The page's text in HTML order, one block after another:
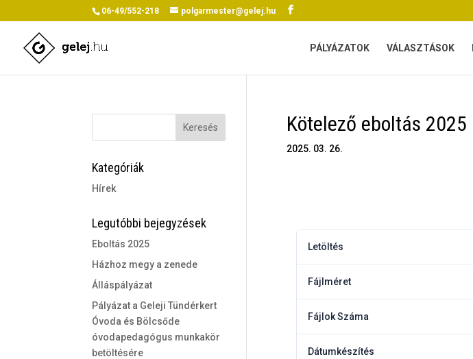
06-49/552-218 polgarmester@gelej.hu
PÁLYÁZATOK VÁLASZTÁSOK
Kötelező eboltás 2025
2025. 03. 26.
Letöltés
Fájlméret
Fájlok Száma
Dátumkészítés
Kategóriák
Hírek
Legutóbbi bejegyzések
Eboltás 2025
Házhoz megy a zenede
Álláspályázat
Pályázat a Geleji Tündérkert
Óvoda és Bölcsőde
óvodapedagógus munkakör
betöltésére